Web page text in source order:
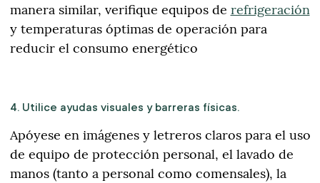
manera similar, verifique equipos de refrigeración
y temperaturas óptimas de operación para
reducir el consumo energético
4. Utilice ayudas visuales y barreras físicas.
Apóyese en imágenes y letreros claros para el uso
de equipo de protección personal, el lavado de
manos (tanto a personal como comensales), la